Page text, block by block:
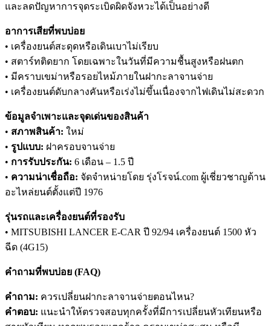
และลดปัญหาการจุดระเบิดผิดจังหวะได้เป็นอย่างดี
อาการเสียที่พบบ่อย
• เครื่องยนต์สะดุดหรือเดินเบาไม่เรียบ
• สตาร์ทติดยาก โดยเฉพาะในวันที่มีความชื้นสูงหรือฝนตก
• มีคราบเขม่าหรือรอยไหม้ภายในฝากะลาจานจ่าย
• เครื่องยนต์ดับกลางคันหรือเร่งไม่ขึ้นเนื่องจากไฟเดินไม่สะดวก
ข้อมูลจำเพาะและจุดเด่นของสินค้า
• สภาพสินค้า: ใหม่
• รูปแบบ: ฝาครอบจานจ่าย
• การรับประกัน: 6 เดือน – 1.5 ปี
• ความน่าเชื่อถือ: จัดจำหน่ายโดย รุ่งโรจน์.com ผู้เชี่ยวชาญด้าน
อะไหล่ยนต์ตั้งแต่ปี 1976
รุ่นรถและเครื่องยนต์ที่รองรับ
• MITSUBISHI LANCER E-CAR ปี 92/94 เครื่องยนต์ 1500 หัว
ฉีด (4G15)
คำถามที่พบบ่อย (FAQ)
คำถาม: ควรเปลี่ยนฝากะลาจานจ่ายตอนไหน?
คำตอบ: แนะนำให้ตรวจสอบทุกครั้งที่มีการเปลี่ยนหัวเทียนหรือ